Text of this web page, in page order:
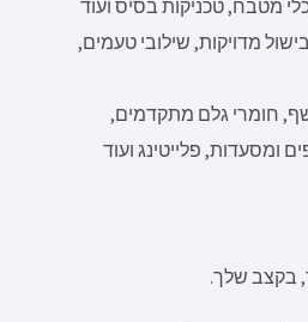
מטבח, טכניקות בסיס ועוד
מדויקות, שילובי טעמים,
חומרי גלם מתקדמים,
ומסעדות, פלייטינג ועוד
בקצב שלך.